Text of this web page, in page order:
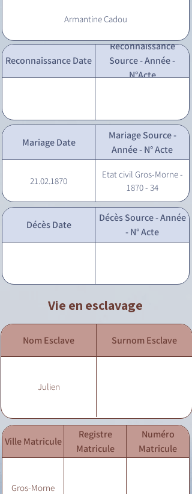
Armantine Cadou
Reconnaissance Date
Reconnaissance
Source - Année -
N°Acte
Mariage Date
Mariage Source -
Année - N° Acte
21.02.1870
Etat civil Gros-Morne -
1870 - 34
Décès Date
Décès Source - Année
- N° Acte
Vie en esclavage
Nom Esclave Surnom Esclave
Julien
Ville Matricule
Registre
Matricule
Numéro
Matricule
Gros-Morne